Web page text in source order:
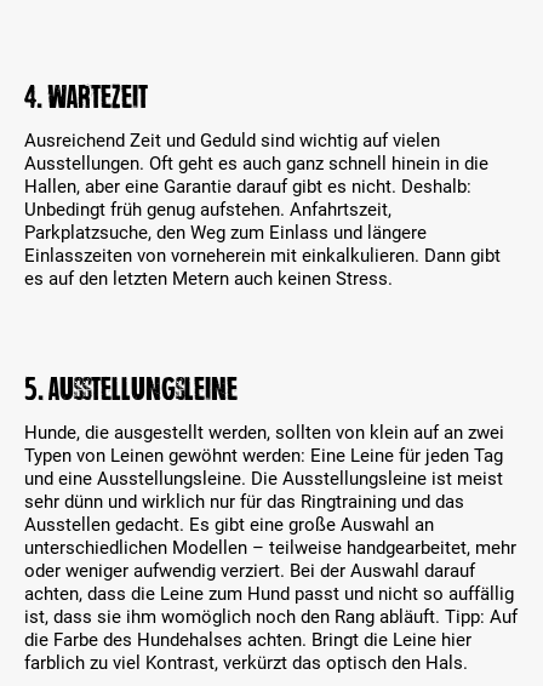
4. Wartezeit
Ausreichend Zeit und Geduld sind wichtig auf vielen
Ausstellungen. Oft geht es auch ganz schnell hinein in die
Hallen, aber eine Garantie darauf gibt es nicht. Deshalb:
Unbedingt früh genug aufstehen. Anfahrtszeit,
Parkplatzsuche, den Weg zum Einlass und längere
Einlasszeiten von vorneherein mit einkalkulieren. Dann gibt
es auf den letzten Metern auch keinen Stress.
5. Ausstellungsleine
Hunde, die ausgestellt werden, sollten von klein auf an zwei
Typen von Leinen gewöhnt werden: Eine Leine für jeden Tag
und eine Ausstellungsleine. Die Ausstellungsleine ist meist
sehr dünn und wirklich nur für das Ringtraining und das
Ausstellen gedacht. Es gibt eine große Auswahl an
unterschiedlichen Modellen – teilweise handgearbeitet, mehr
oder weniger aufwendig verziert. Bei der Auswahl darauf
achten, dass die Leine zum Hund passt und nicht so auffällig
ist, dass sie ihm womöglich noch den Rang abläuft. Tipp: Auf
die Farbe des Hundehalses achten. Bringt die Leine hier
farblich zu viel Kontrast, verkürzt das optisch den Hals.